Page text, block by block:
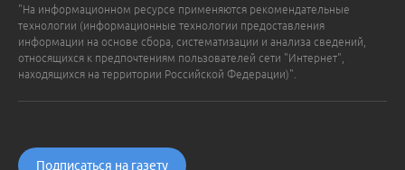
"На информационном ресурсе применяются рекомендательные
технологии (информационные технологии предоставления
информации на основе сбора, систематизации и анализа сведений,
относящихся к предпочтениям пользователей сети "Интернет",
находящихся на территории Российской Федерации)".
Подписаться на газету